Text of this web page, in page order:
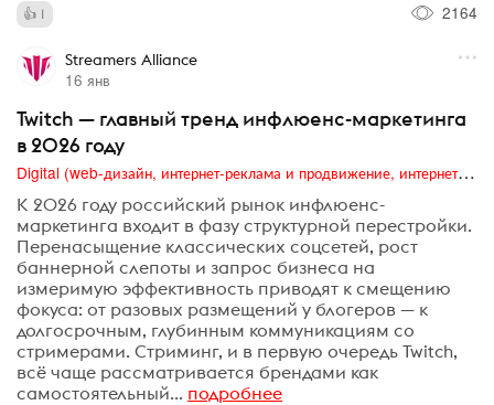
1 2164
Streamers Alliance
16 янв
Twitch — главный тренд инфлюенс-маркетинга
в 2026 году
Digital (web-дизайн, интернет-реклама и продвижение, интернет-сообщества и блоги, интернет-коммуникации, мобильный маркетинг, реклама на цифровых экранах)
К 2026 году российский рынок инфлюенс-
маркетинга входит в фазу структурной перестройки.
Перенасыщение классических соцсетей, рост
баннерной слепоты и запрос бизнеса на
измеримую эффективность приводят к смещению
фокуса: от разовых размещений у блогеров — к
долгосрочным, глубинным коммуникациям со
стримерами. Стриминг, и в первую очередь Twitch,
всё чаще рассматривается брендами как
самостоятельный... подробнее